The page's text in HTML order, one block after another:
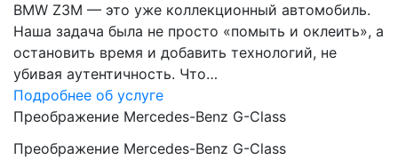
BMW Z3M — это уже коллекционный автомобиль.
Наша задача была не просто «помыть и оклеить», а
остановить время и добавить технологий, не
убивая аутентичность. Что…
Подробнее об услуге
Преображение Mercedes-Benz G-Class
Преображение Mercedes-Benz G-Class